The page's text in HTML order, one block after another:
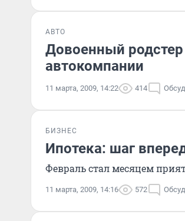
АВТО
Довоенный
автокомпании
11 марта, 2009, 14:22 414
БИЗНЕС
Ипотека: шаг
Февраль стал месяцем
11 марта, 2009, 14:16 572